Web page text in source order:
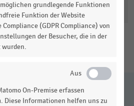
grundlegende Funktionen
Funktion der Website
(GDPR Compliance) von
der Besucher, die in der
wurden.
On-Premise erfassen
Diese Informationen helfen uns zu